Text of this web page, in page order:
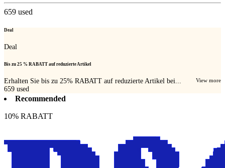
659 used
Deal
Deal
Bis zu 25 % RABATT auf reduzierte Artikel
Erhalten Sie bis zu 25% RABATT auf reduzierte Artikel bei... View more
659 used
Recommended
10% RABATT